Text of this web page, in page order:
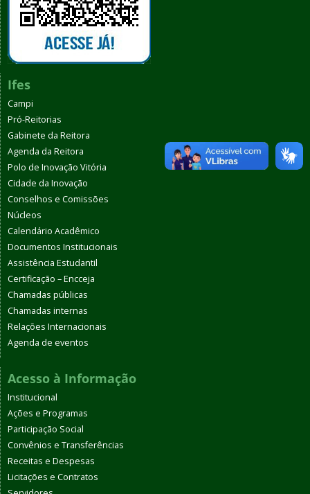
Ifes
Campi
Pró-Reitorias
Gabinete da Reitora
Agenda da Reitora
Polo de Inovação Vitória
Cidade da Inovação
Conselhos e Comissões
Núcleos
Calendário Acadêmico
Documentos Institucionais
Assistência Estudantil
Certificação – Encceja
Chamadas públicas
Chamadas internas
Relações Internacionais
Agenda de eventos
Acesso à Informação
Institucional
Ações e Programas
Participação Social
Convênios e Transferências
Receitas e Despesas
Licitações e Contratos